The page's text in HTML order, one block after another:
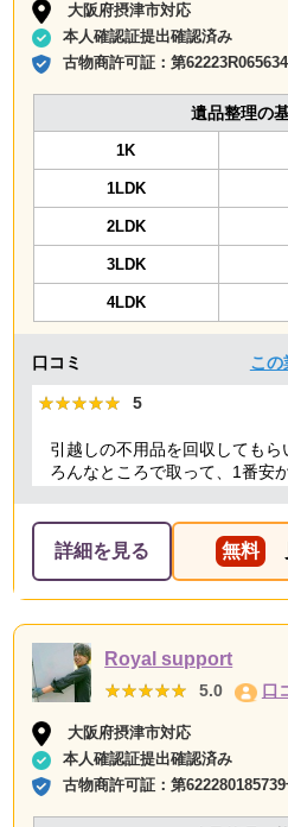
大阪府摂津市対応
本人確認証提出確認済み
古物商許可証：第
遺品整理の
1K
1LDK
2LDK
3LDK
4LDK
口コミ こ
★★★★★
★★★★★ 5
引越しの不用品を回収しても
ろんなところで取って、1番安
早くやってくださってとても良かった
回収の時は料金しようと思いま
詳細を見る 無料
Royal support
★★★★★
★★★★★ 5.0 口
大阪府摂津市対応
本人確認証提出確認済み
古物商許可証：第